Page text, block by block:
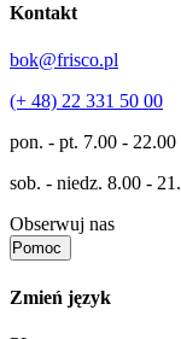
Kontakt
bok@frisco.pl
(+ 48) 22 331 50 00
pon. - pt. 7.00 - 22.00
sob. - niedz. 8.00 -
Obserwuj nas
Pomoc
Zmień język